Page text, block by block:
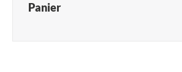
Panier